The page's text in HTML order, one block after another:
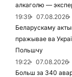
алкаголю —
19:39
07.08.2026
Беларускаму
пражывае ва
Польшчу
19:22
07.08.2026
Больш за 340